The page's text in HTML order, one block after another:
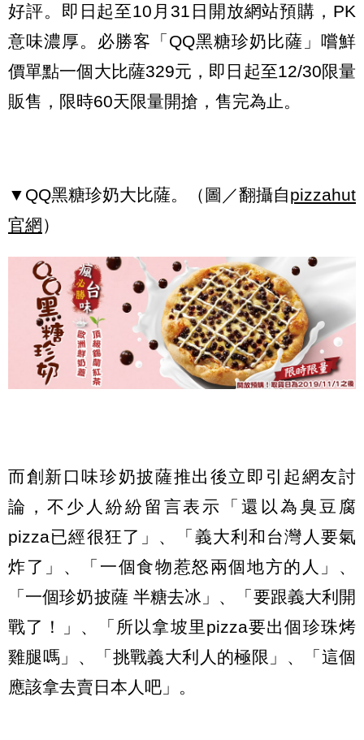
好評。即日起至10月31日開放網站預購，PK
意味濃厚。必勝客「QQ黑糖珍奶比薩」嚐鮮
價單點一個大比薩329元，即日起至12/30限量
販售，限時60天限量開搶，售完為止。
▼QQ黑糖珍奶大比薩。（圖／翻攝自pizzahut
官網 ）
而創新口味珍奶披薩推出後立即引起網友討
論，不少人紛紛留言表示「還以為臭豆腐
pizza已經很狂了」、「義大利和台灣人要氣
炸了」、「一個食物惹怒兩個地方的人」、
「一個珍奶披薩 半糖去冰」、「要跟義大利開
戰了！」、「所以拿坡里pizza要出個珍珠烤
雞腿嗎」、「挑戰義大利人的極限」、「這個
應該拿去賣日本人吧」。